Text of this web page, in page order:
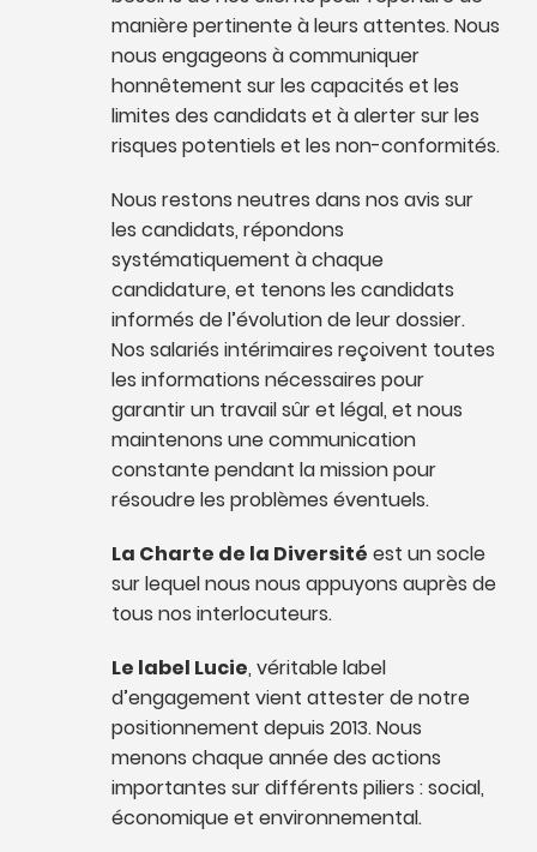
manière pertinente à leurs attentes. Nous
nous engageons à communiquer
honnêtement sur les capacités et les
limites des candidats et à alerter sur les
risques potentiels et les non-conformités.
Nous restons neutres dans nos avis sur
les candidats, répondons
systématiquement à chaque
candidature, et tenons les candidats
informés de l’évolution de leur dossier.
Nos salariés intérimaires reçoivent toutes
les informations nécessaires pour
garantir un travail sûr et légal, et nous
maintenons une communication
constante pendant la mission pour
résoudre les problèmes éventuels.
La Charte de la Diversitéest un socle
sur lequel nous nous appuyons auprès de
tous nos interlocuteurs.
Le label Lucie, véritable label
d’engagement vient attester de notre
positionnement depuis 2013. Nous
menons chaque année des actions
importantes sur différents piliers : social,
économique et environnemental.